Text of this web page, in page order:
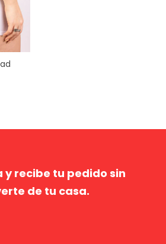
y recibe tu pedido sin
de tu casa.